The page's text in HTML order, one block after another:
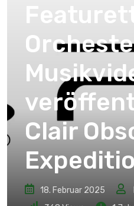
Clair
18. Februar 2025